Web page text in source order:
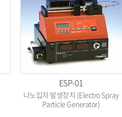
ESP-01
나노입자 발생장치 (Electro Spray
Particle Generator)